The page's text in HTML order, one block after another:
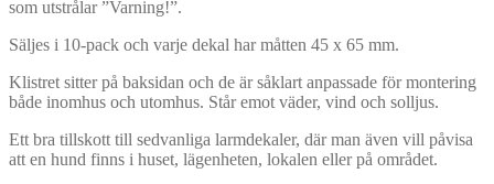
som utstrålar ”Varning!”.
Säljes i 10-pack och varje dekal har måtten 45 x 65 mm.
Klistret sitter på baksidan och de är såklart anpassade för montering
både inomhus och utomhus. Står emot väder, vind och solljus.
Ett bra tillskott till sedvanliga larmdekaler, där man även vill påvisa
att en hund finns i huset, lägenheten, lokalen eller på området.